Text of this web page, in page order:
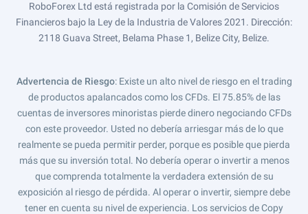
RoboForex Ltd está registrada por la Comisión de Servicios
Financieros bajo la Ley de la Industria de Valores 2021. Dirección:
2118 Guava Street, Belama Phase 1, Belize City, Belize.
Advertencia de Riesgo: Existe un alto nivel de riesgo en el trading
de productos apalancados como los CFDs. El 75.85% de las
cuentas de inversores minoristas pierde dinero negociando CFDs
con este proveedor. Usted no debería arriesgar más de lo que
realmente se pueda permitir perder, porque es posible que pierda
más que su inversión total. No debería operar o invertir a menos
que comprenda totalmente la verdadera extensión de su
exposición al riesgo de pérdida. Al operar o invertir, siempre debe
tener en cuenta su nivel de experiencia. Los servicios de Copy